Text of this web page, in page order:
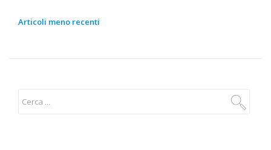
NAVIGAZIONE
Articoli meno recenti